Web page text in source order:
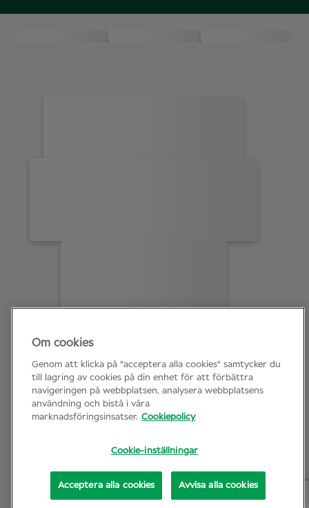
Om cookies
Genom att klicka på "acceptera alla cookies" samtycker du
till lagring av cookies på din enhet för att förbättra
navigeringen på webbplatsen, analysera webbplatsens
användning och bistå i våra
marknadsföringsinsatser. Cookiepolicy
Cookie-inställningar
Avvisa alla cookies
Acceptera alla cookies